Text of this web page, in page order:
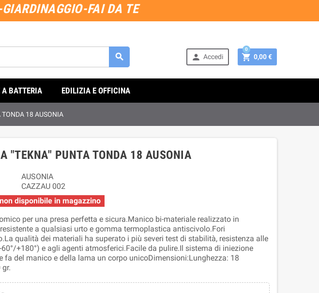
FAI DA TE
  Accedi  0,00 €
0
A BATTERIA EDILIZIA E OFFICINA
TONDA 18 AUSONIA
"TEKNA" PUNTA TONDA 18 AUSONIA
AUSONIA
CAZZAU 002
disponibile in magazzino
per una presa perfetta e sicura.Manico bi-materiale realizzato in
a qualsiasi urto e gomma termoplastica antiscivolo.Fori
qualità dei materiali ha superato i più severi test di stabilità, resistenza alle
+180°) e agli agenti atmosferici.Facile da pulire.Il sistema di iniezione
fa del manico e della lama un corpo unicoDimensioni:Lunghezza: 18